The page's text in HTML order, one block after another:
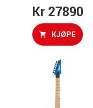
Kr 27890
KJØPE